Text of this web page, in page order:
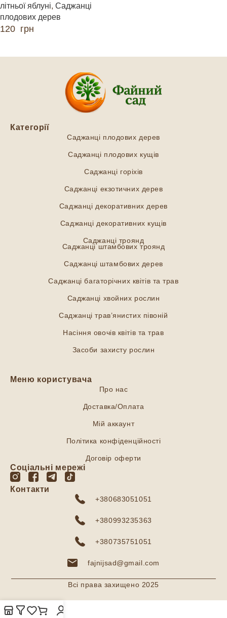
літньої яблуні, Саджанці
плодових дерев
120 грн
Категорії
Саджанці плодових дерев
Саджанці плодових кущів
Саджанці горіхів
Саджанці екзотичних дерев
Саджанці декоративних дерев
Саджанці декоративних кущів
Саджанці троянд
Саджанці штамбових троянд
Саджанці штамбових дерев
Саджанці багаторічних квітів та трав
Саджанці хвойних рослин
Саджанці трав’янистих півоній
Насіння овочів квітів та трав
Засоби захисту рослин
Меню користувача
Про нас
Доставка/Оплата
Мій аккаунт
Політика конфіденційності
Договір оферти
Соціальні мережі
Контакти
+380683051051
+380993235363
+380735751051
fajnijsad@gmail.com
Всі права захищено 2025